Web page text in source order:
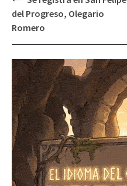
navigation
del Progreso, Olegario
Romero